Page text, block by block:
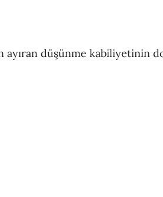
ayıran düşünme kabiliyetinin